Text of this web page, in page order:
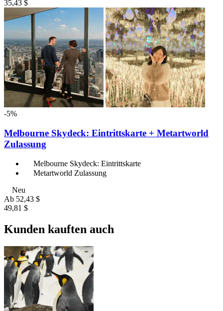
35,43 $
-5%
Melbourne Skydeck: Eintrittskarte + Metartworld
Zulassung
Melbourne Skydeck: Eintrittskarte
Metartworld Zulassung
Neu
Ab 52,43 $
49,81 $
Kunden kauften auch